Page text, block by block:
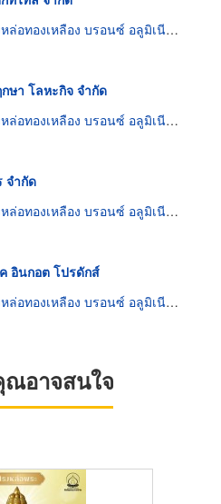
อทองเหลือง บรอนซ์ อลูมิเนียมและแมกนีเซียม
ษา โลหะกิจ จำกัด
อทองเหลือง บรอนซ์ อลูมิเนียมและแมกนีเซียม
จำกัด
อทองเหลือง บรอนซ์ อลูมิเนียมและแมกนีเซียม
อินกอต โปรดักส์
อทองเหลือง บรอนซ์ อลูมิเนียมและแมกนีเซียม
อาจสนใจ